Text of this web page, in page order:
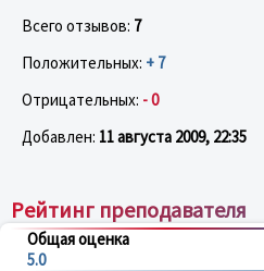
Всего отзывов: 7
Положительных: + 7
Отрицательных: - 0
Добавлен: 11 августа 2009, 22:35
Рейтинг преподавателя
Общая оценка
5.0